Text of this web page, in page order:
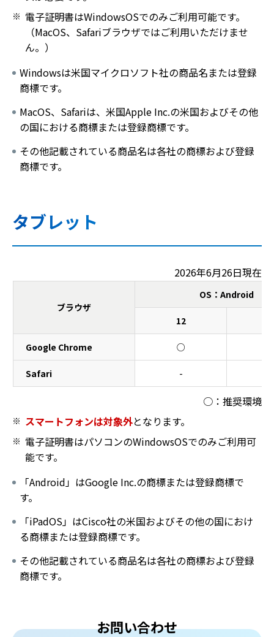
電子証明書はWindowsOSでのみご利用可能です。
（MacOS、Safariブラウザではご利用いただけませ
ん。）
Windowsは米国マイクロソフト社の商品名または登録
商標です。
MacOS、Safariは、米国Apple Inc.の米国およびその他
の国における商標または登録商標です。
その他記載されている商品名は各社の商標および登録
商標です。
タブレット
2026年6月26日現在
ブラウザ
OS：Android
12
Google Chrome ○
Safari -
○：推奨環境
スマートフォンは対象外となります。
電子証明書はパソコンのWindowsOSでのみご利用可
能です。
「Android」はGoogle Inc.の商標または登録商標で
す。
「iPadOS」はCisco社の米国およびその他の国におけ
る商標または登録商標です。
その他記載されている商品名は各社の商標および登録
商標です。
お問い合わせ